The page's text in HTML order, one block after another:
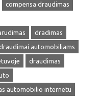
compensa draudimas
dradimas
automobiliams
draudimas
automobilio internetu